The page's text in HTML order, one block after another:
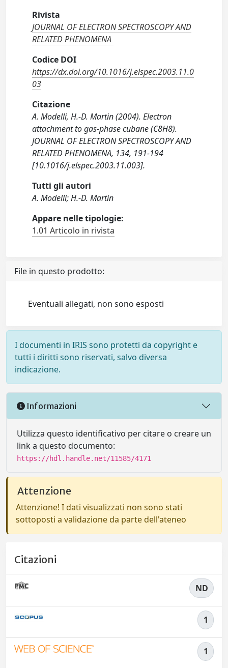
Rivista
JOURNAL OF ELECTRON SPECTROSCOPY AND
RELATED PHENOMENA
Codice DOI
https://dx.doi.org/10.1016/j.elspec.2003.11.0
03
Citazione
A. Modelli, H.-D. Martin (2004). Electron
attachment to gas-phase cubane (C8H8).
JOURNAL OF ELECTRON SPECTROSCOPY AND
RELATED PHENOMENA, 134, 191-194
[10.1016/j.elspec.2003.11.003].
Tutti gli autori
A. Modelli; H.-D. Martin
Appare nelle tipologie:
1.01 Articolo in rivista
File in questo prodotto:
Eventuali allegati, non sono esposti
I documenti in IRIS sono protetti da copyright e
tutti i diritti sono riservati, salvo diversa
indicazione.
Informazioni
Utilizza questo identificativo per citare o creare un
link a questo documento:
https://hdl.handle.net/11585/4171
Attenzione
Attenzione! I dati visualizzati non sono stati
sottoposti a validazione da parte dell'ateneo
Citazioni
ND
1
1